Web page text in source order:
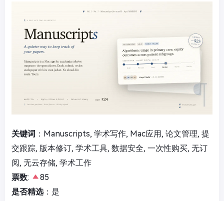
关键词 ：Manuscripts, 学术写作, Mac应用, 论文管理, 提
交跟踪, 版本修订, 学术工具, 数据安全, 一次性购买, 无订
阅, 无云存储, 学术工作
票数:
85
是否精选：是